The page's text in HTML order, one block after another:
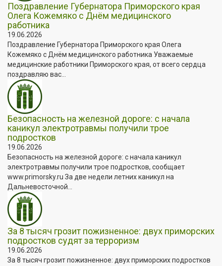
Поздравление Губернатора Приморского края
Олега Кожемяко с Днём медицинского
работника
19.06.2026
Поздравление Губернатора Приморского края Олега
Кожемяко с Днём медицинского работника Уважаемые
медицинские работники Приморского края, от всего сердца
поздравляю вас...
Безопасность на железной дороге: с начала
каникул электротравмы получили трое
подростков
19.06.2026
Безопасность на железной дороге: с начала каникул
электротравмы получили трое подростков, сообщает
www.primorsky.ru За две недели летних каникул на
Дальневосточной...
За 8 тысяч грозит пожизненное: двух приморских
подростков судят за терроризм
19.06.2026
За 8 тысяч грозит пожизненное: двух приморских подростков